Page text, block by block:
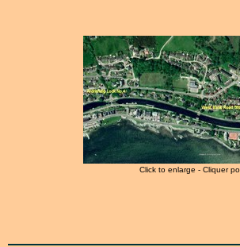
Click to enlarge - Cliquer